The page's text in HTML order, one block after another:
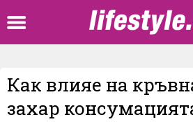
Как влияе на
захар